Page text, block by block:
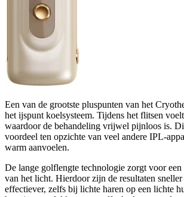
Een van de grootste pluspunten van het
het ijspunt koelsysteem. Tijdens het flitsen
waardoor de behandeling vrijwel pijnloos is.
voordeel ten opzichte van veel andere IPL-
warm aanvoelen.
De lange golflengte technologie zorgt voor een
van het licht. Hierdoor zijn de resultaten sneller
effectiever, zelfs bij lichte haren op een lichte